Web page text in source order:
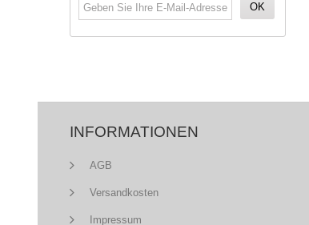
OK
INFORMATIONEN
AGB
Versandkosten
Impressum